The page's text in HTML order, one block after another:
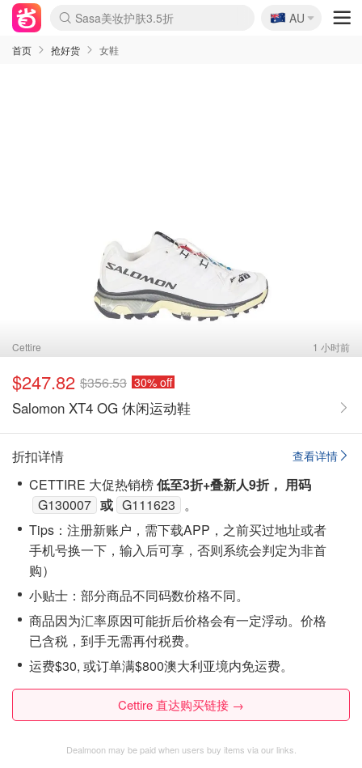
lululemon折扣上新
Sasa美妆护肤3.5折
SSENSE年中2.5折
FreshBeauty好价汇总
Cettire降价+叠9折
WWS Coles超市实拍
viagogo二手票捡漏
Myer超级周末
The Outnet奢牌1折起
David Jones 3折起
Flannels大牌1折
Perfumes Club护肤1折
AMIRO面罩$251
Amazon折扣汇总
eToro入金$200送$50
Amazon数码好物
ICONIC本周7.5折
ThedoubleF高奢地板价
Moose Knuckles 6折
丝芙兰5折起
EUFY摄像头$98
Selenichast首饰2折
Trip机票酒店促销
YSL送5件彩妆礼
Amazon家居好物
Amazon美妆护肤
雅漾大喷$8
过敏原检测盒$33
伊索独家赠50ml沐浴露
科颜氏高保湿面霜$29
SEALIFE海洋馆门票6折
丝塔芙大白罐$16
订阅Newsletter送香薰
Cult Beauty 6.8折
Harrods圣诞日历$525
LN-CC奢牌私促3折
d'Alba空姐喷雾$16
EVE LOM套装£56
Bernardelli独家4折
Adore Beauty 6折起
CT圣诞日历
Mytheresa奢品2.7折
Luxury Escapes 9折
Currentbody美容仪$881
MOON Garden Live
Roborock扫地机$649
Tingo Life水杯$24
Valentino官网5折
CR洗护套装$23
修丽可4件套$159
Myer彩妆2件7折
GANNI官网4.5折
Stylevana韩妆4折
Tessabit高奢8.5折
OGX洗发水$11
Amazon阿德莱德次日达
卡诗8.5折+赠礼
Philips Hue灯具8折
🇦🇺
AU
首页 抢好货 女鞋
Cettire 1 小时前
$247.82 $356.53 30% off
Salomon XT4 OG 休闲运动鞋
查看详情
折扣详情
CETTIRE 大促热销榜低至3折+叠新人9折， 用码
G130007 或 G111623 。
Tips：注‮新册‬账户，需下载APP，之前买过地址或者
手机号换一下，输入后可享，否则系统会‮定判‬为非首
购）
小贴士：部分商品不同码数价格不同。
商品因为汇率原因可能折后价格会有一定浮动。价格
已含税，到手无需再付税费。
运费$30, 或订单满$800澳大利亚境内免运费。
Cettire 直达购买链接 →
Dealmoon may be paid when users buy items via our links.